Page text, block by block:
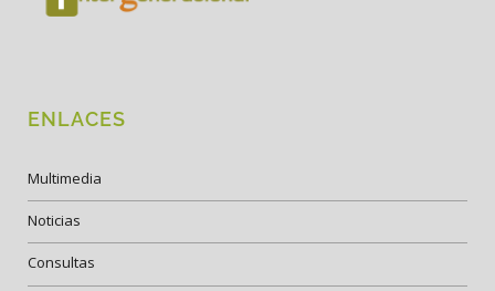
ENLACES
Multimedia
Noticias
Consultas